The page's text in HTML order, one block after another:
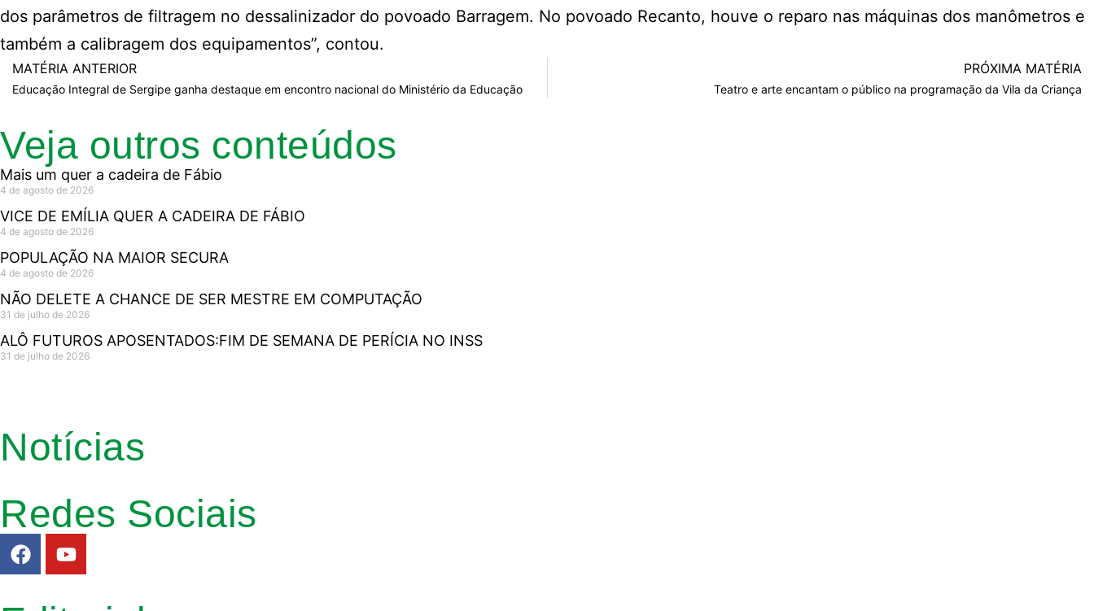
dos parâmetros de filtragem no dessalinizador do povoado Barragem. No povoado Recanto, houve o reparo nas máquinas dos manômetros e
também a calibragem dos equipamentos”, contou.
MATÉRIA ANTERIOR
Educação Integral de Sergipe ganha destaque em encontro nacional do Ministério da Educação
PRÓXIMA MATÉRIA
Teatro e arte encantam o público na programação da Vila da Criança
Veja outros conteúdos
Mais um quer a cadeira de Fábio
4 de agosto de 2026
VICE DE EMÍLIA QUER A CADEIRA DE FÁBIO
4 de agosto de 2026
POPULAÇÃO NA MAIOR SECURA
4 de agosto de 2026
NÃO DELETE A CHANCE DE SER MESTRE EM COMPUTAÇÃO
31 de julho de 2026
ALÔ FUTUROS APOSENTADOS:FIM DE SEMANA DE PERÍCIA NO INSS
31 de julho de 2026
Notícias
Redes Sociais